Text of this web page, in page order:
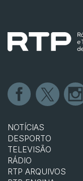
NOTÍCIAS
DESPORTO
TELEVISÃO
RÁDIO
RTP ARQUIVOS